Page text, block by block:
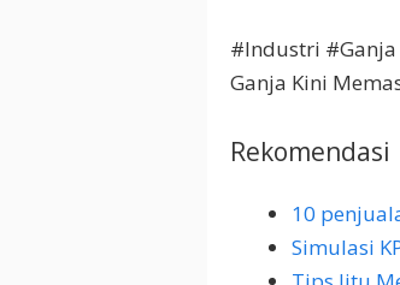
#Industri
Ganja Kini
Rekomendasi
10
Simulasi